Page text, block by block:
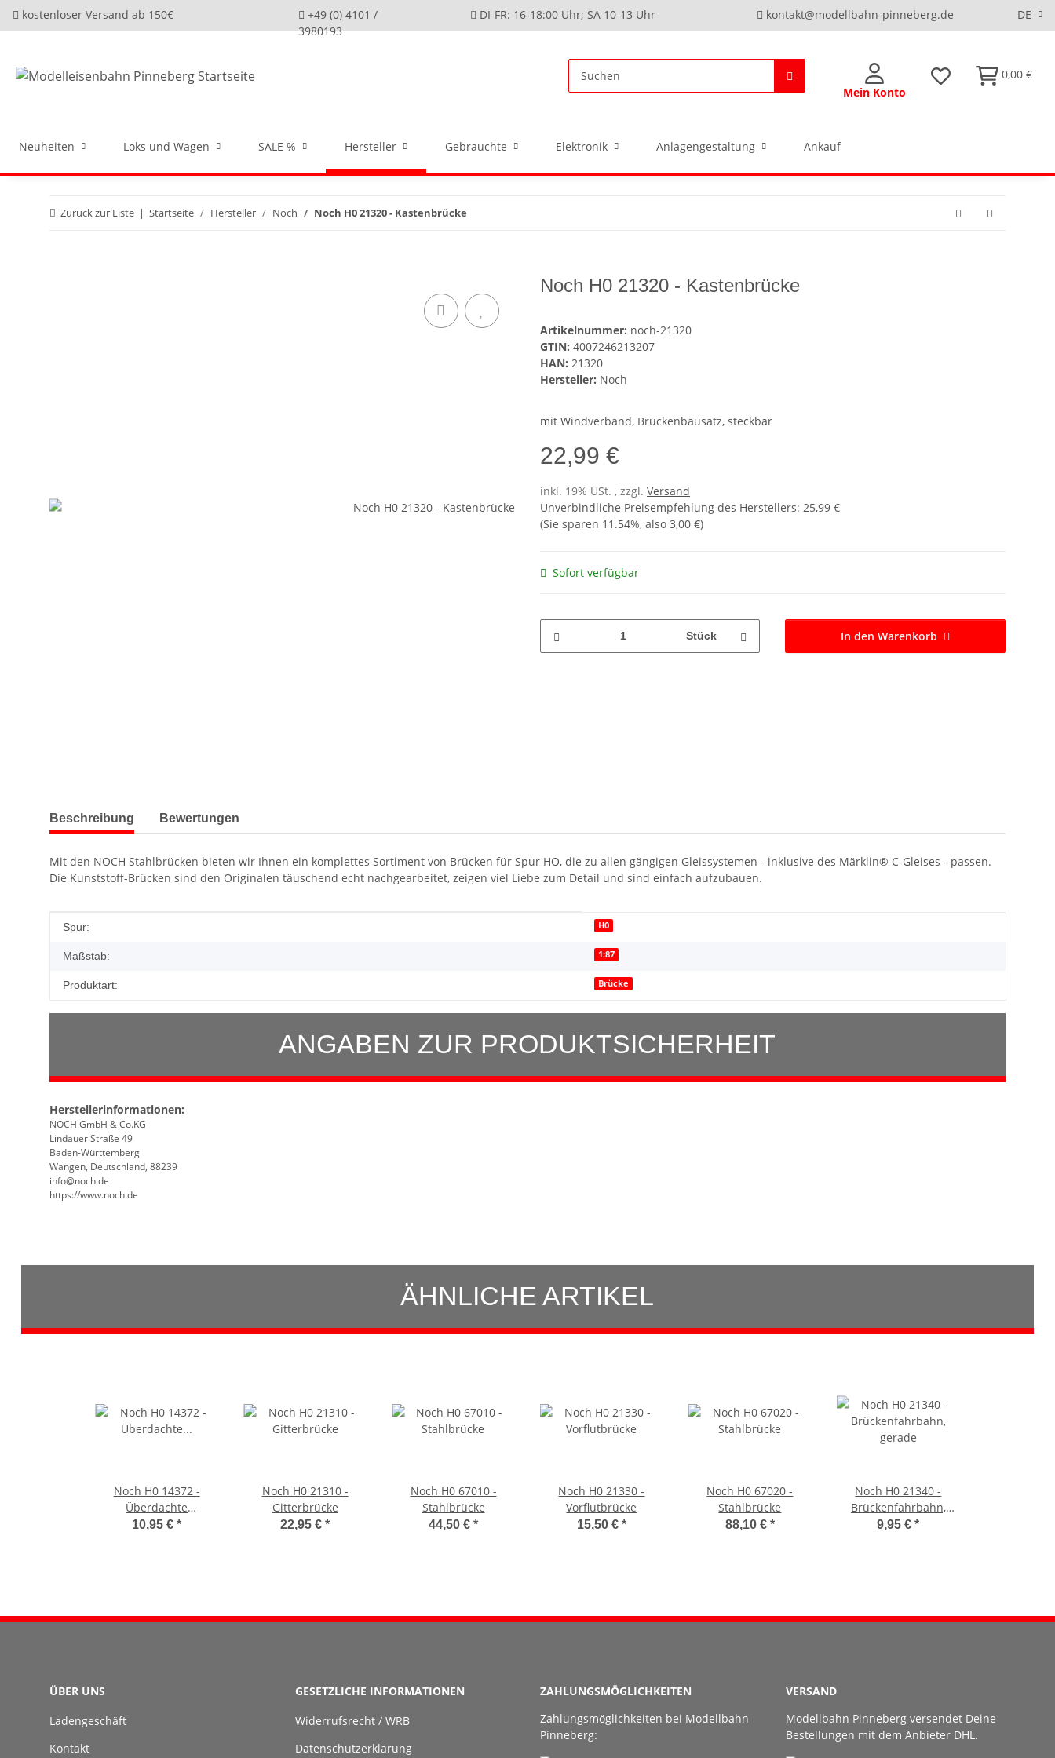
DE
kostenloser Versand ab 150€
+49 (0) 4101 /
3980193
DI-FR: 16-18:00 Uhr; SA 10-13 Uhr kontakt@modellbahn-pinneberg.de
Mein Konto
0,00 €
Neuheiten Loks und Wagen SALE % Hersteller Gebrauchte Elektronik Anlagengestaltung Ankauf
Zurück zur Liste Startseite Hersteller Noch Noch H0 21320 - Kastenbrücke
Noch H0 21320 - Kastenbrücke
Artikelnummer: noch-21320
GTIN: 4007246213207
HAN: 21320
Hersteller: Noch
mit Windverband, Brückenbausatz, steckbar
22,99 €
inkl. 19% USt. , zzgl. Versand
Unverbindliche Preisempfehlung des Herstellers: 25,99 €
(Sie sparen 11.54%, also 3,00 €)
Sofort verfügbar
Stück In den Warenkorb
weitere Registerkarten anzeigen
Beschreibung Bewertungen
Mit den NOCH Stahlbrücken bieten wir Ihnen ein komplettes Sortiment von Brücken für Spur HO, die zu allen gängigen Gleissystemen - inklusive des Märklin® C-Gleises - passen.
Die Kunststoff-Brücken sind den Originalen täuschend echt nachgearbeitet, zeigen viel Liebe zum Detail und sind einfach aufzubauen.
Produkteigenschaft
Wert
Spur: H0
Maßstab: 1:87
Produktart: Brücke
ANGABEN ZUR PRODUKTSICHERHEIT
Herstellerinformationen:
NOCH GmbH & Co.KG
Lindauer Straße 49
Baden-Württemberg
Wangen, Deutschland, 88239
info@noch.de
https://www.noch.de
ÄHNLICHE ARTIKEL
Noch H0 14372 -
Überdachte
Fußgänger-Brücke
10,95 €*
Noch H0 21310 -
Gitterbrücke
22,95 €*
Noch H0 67010 -
Stahlbrücke
44,50 € *
Noch H0 21330 -
Vorflutbrücke
15,50 € *
Noch H0 67020 -
Stahlbrücke
88,10 € *
Noch H0 21340 -
Brückenfahrbahn,
gerade
9,95 €*
ÜBER UNS
Ladengeschäft
Kontakt
GESETZLICHE INFORMATIONEN
Widerrufsrecht / WRB
Datenschutzerklärung
ZAHLUNGSMÖGLICHKEITEN
Zahlungsmöglichkeiten bei Modellbahn
Pinneberg:
VERSAND
Modellbahn Pinneberg versendet Deine
Bestellungen mit dem Anbieter DHL.